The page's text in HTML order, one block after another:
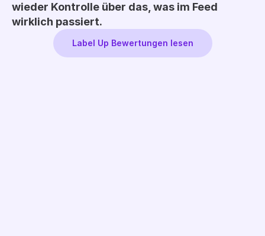
wieder Kontrolle über das, was im Feed
wirklich passiert.
Label Up Bewertungen lesen